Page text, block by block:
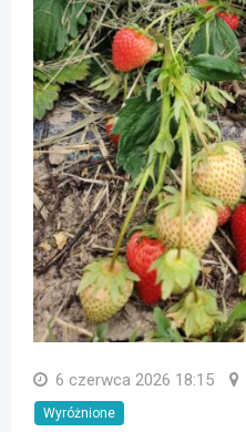
6 czerwca 2026 18:15
Wyróżnione